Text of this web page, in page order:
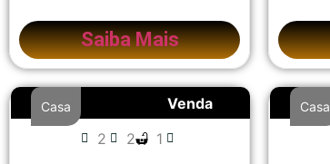
Saiba Mais
Venda
Casa
2 2 1
Casa